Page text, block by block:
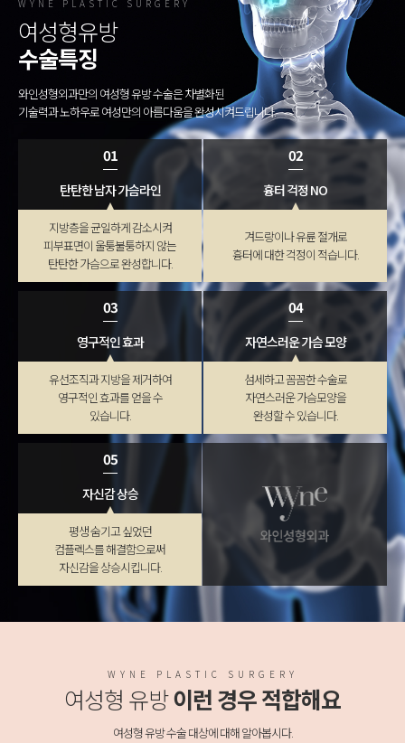
WYNE PLASTIC SURGERY
여성형유방
수술특징
와인성형외과만의 여성형 유방 수술은 차별화된
기술력과 노하우로 여성만의 아름다움을 완성시켜드립니다.
01
탄탄한 남자 가슴라인
지방층을 균일하게 감소시켜
피부표면이 울퉁불퉁하지 않는
탄탄한 가슴으로 완성합니다.
02
흉터 걱정 NO
겨드랑이나 유륜 절개로
흉터에 대한 걱정이 적습니다.
03
영구적인 효과
유선조직과 지방을 제거하여
영구적인 효과를 얻을 수
있습니다.
04
자연스러운 가슴 모양
섬세하고 꼼꼼한 수술로
자연스러운 가슴모양을
완성할 수 있습니다.
05
자신감 상승
평생 숨기고 싶었던
컴플렉스를 해결함으로써
자신감을 상승시킵니다.
WYNE PLASTIC SURGERY
여성형 유방이런 경우 적합해요
여성형 유방 수술 대상에 대해 알아봅시다.